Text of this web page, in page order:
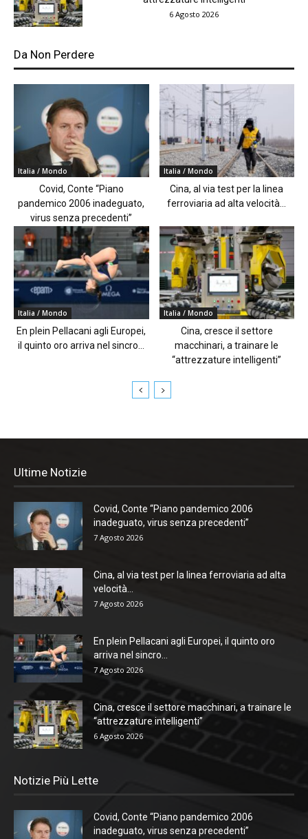
6 Agosto 2026
Da Non Perdere
Italia / Mondo
Covid, Conte “Piano
pandemico 2006 inadeguato,
virus senza precedenti”
Italia / Mondo
Cina, al via test per la linea
ferroviaria ad alta velocità...
Italia / Mondo
En plein Pellacani agli Europei,
il quinto oro arriva nel sincro...
Italia / Mondo
Cina, cresce il settore
macchinari, a trainare le
“attrezzature intelligenti”
Ultime Notizie
Covid, Conte “Piano pandemico 2006
inadeguato, virus senza precedenti”
7 Agosto 2026
Cina, al via test per la linea ferroviaria ad alta
velocità...
7 Agosto 2026
En plein Pellacani agli Europei, il quinto oro
arriva nel sincro...
7 Agosto 2026
Cina, cresce il settore macchinari, a trainare le
“attrezzature intelligenti”
6 Agosto 2026
Notizie Più Lette
Covid, Conte “Piano pandemico 2006
inadeguato, virus senza precedenti”